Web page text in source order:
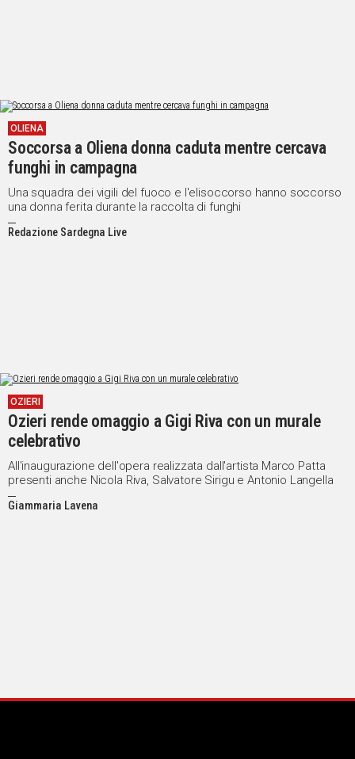
OLIENA
Soccorsa a Oliena donna caduta mentre cercava
funghi in campagna
Una squadra dei vigili del fuoco e l'elisoccorso hanno soccorso
una donna ferita durante la raccolta di funghi
Redazione Sardegna Live
OZIERI
Ozieri rende omaggio a Gigi Riva con un murale
celebrativo
All'inaugurazione dell'opera realizzata dall'artista Marco Patta
presenti anche Nicola Riva, Salvatore Sirigu e Antonio Langella
Giammaria Lavena